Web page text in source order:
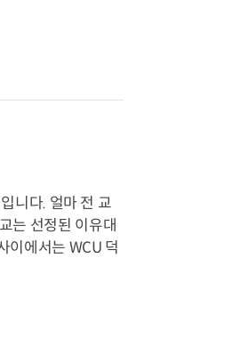
니다. 얼마 전 교
는 선정된 이유대
이에서는 WCU 덕